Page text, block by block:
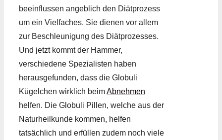
beeinflussen angeblich den Diätprozess
um ein Vielfaches. Sie dienen vor allem
zur Beschleunigung des Diätprozesses.
Und jetzt kommt der Hammer,
verschiedene Spezialisten haben
herausgefunden, dass die Globuli
Kügelchen wirklich beimAbnehmen
helfen. Die Globuli Pillen, welche aus der
Naturheilkunde kommen, helfen
tatsächlich und erfüllen zudem noch viele